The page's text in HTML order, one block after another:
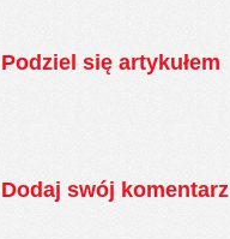
Podziel się artykułem
Dodaj swój komentarz